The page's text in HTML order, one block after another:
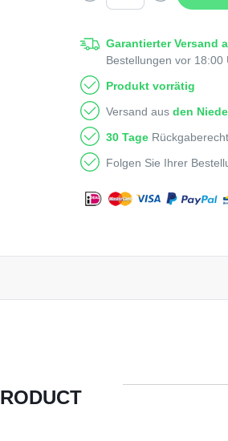
Garantierter Versand
Bestellungen vor 18:00
Produkt vorrätig
Versand aus den
30 TageRückgaberecht
Folgen Sie Ihrer